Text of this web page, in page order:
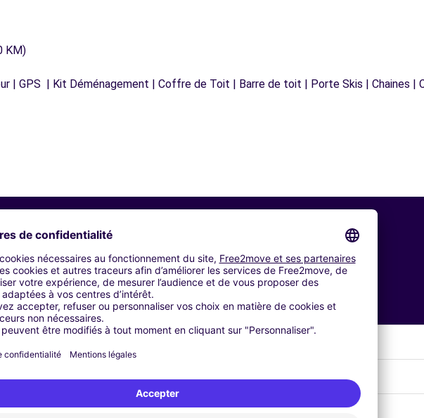
KM)
| GPS | Kit Déménagement | Coffre de Toit | Barre de toit | Porte Skis | Chaines |
Agences similaires
(DS)
- ROSNY-SUR-SEINE (C)